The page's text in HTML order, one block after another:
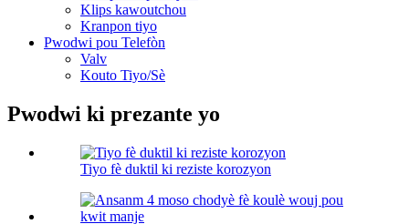
Klips kawoutchou
Kranpon tiyo
Pwodwi pou Telefòn
Valv
Kouto Tiyo/Sè
Pwodwi ki prezante yo
Tiyo fè duktil ki reziste korozyon